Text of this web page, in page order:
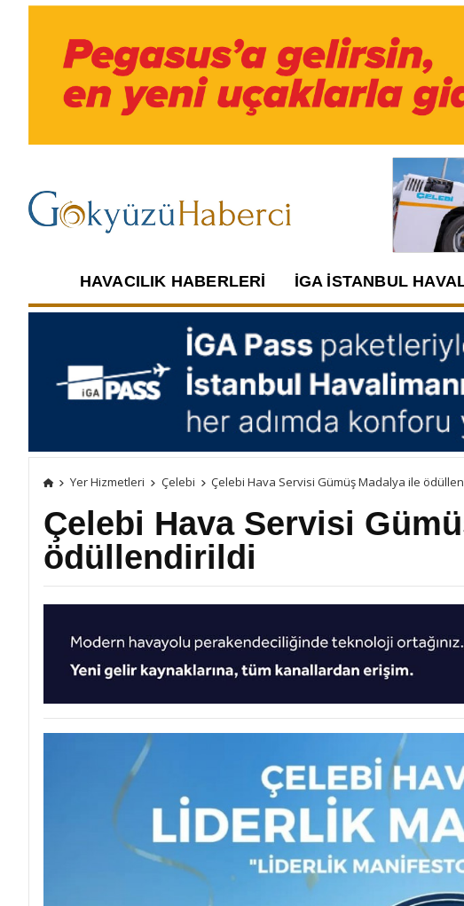
HAVACILIK HABERLERI İGA İSTANBUL
Yer Hizmetleri Çelebi Çelebi Hava Servisi Gümüş Madalya ile
Çelebi Hava Servisi
ödüllendirildi